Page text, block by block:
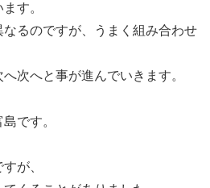
す。
るのですが、うまく組み合わせ
次へと事が進んでいきます。
です。
が、